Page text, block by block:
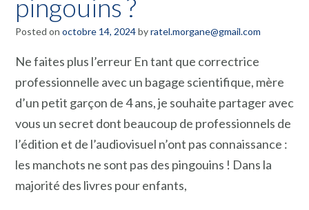
pingouins ?
Posted on octobre 14, 2024byratel.morgane@gmail.com
Ne faites plus l’erreur En tant que correctrice
professionnelle avec un bagage scientifique, mère
d’un petit garçon de 4 ans, je souhaite partager avec
vous un secret dont beaucoup de professionnels de
l’édition et de l’audiovisuel n’ont pas connaissance :
les manchots ne sont pas des pingouins ! Dans la
majorité des livres pour enfants,